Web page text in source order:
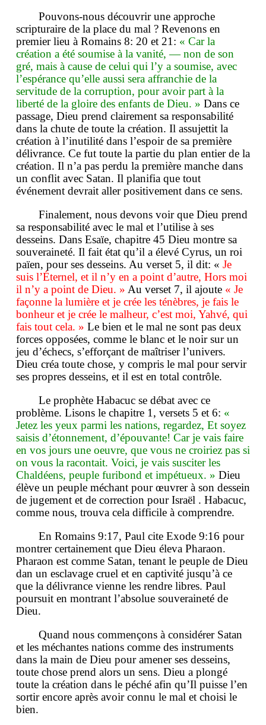
Pouvons-nous découvrir une approche
scripturaire de la place du mal ? Revenons en
premier lieu à Romains 8: 20 et 21: « Car la
création a été soumise à la vanité, — non de son
gré, mais à cause de celui qui l’y a soumise, avec
l’espérance qu’elle aussi sera affranchie de la
servitude de la corruption, pour avoir part à la
liberté de la gloire des enfants de Dieu. » Dans ce
passage, Dieu prend clairement sa responsabilité
dans la chute de toute la création. Il assujettit la
création à l’inutilité dans l’espoir de sa première
délivrance. Ce fut toute la partie du plan entier de la
création. Il n’a pas perdu la première manche dans
un conflit avec Satan. Il planifia que tout
événement devrait aller positivement dans ce sens.
Finalement, nous devons voir que Dieu prend
sa responsabilité avec le mal et l’utilise à ses
desseins. Dans Esaïe, chapitre 45 Dieu montre sa
souveraineté. Il fait état qu’il a élevé Cyrus, un roi
païen, pour ses desseins. Au verset 5, il dit: « Je
suis l’Éternel, et il n’y en a point d’autre, Hors moi
il n’y a point de Dieu. » Au verset 7, il ajoute « Je
façonne la lumière et je crée les ténèbres, je fais le
bonheur et je crée le malheur, c’est moi, Yahvé, qui
fais tout cela. » Le bien et le mal ne sont pas deux
forces opposées, comme le blanc et le noir sur un
jeu d’échecs, s’efforçant de maîtriser l’univers.
Dieu créa toute chose, y compris le mal pour servir
ses propres desseins, et il est en total contrôle.
Le prophète Habacuc se débat avec ce
problème. Lisons le chapitre 1, versets 5 et 6: «
Jetez les yeux parmi les nations, regardez, Et soyez
saisis d’étonnement, d’épouvante! Car je vais faire
en vos jours une oeuvre, que vous ne croiriez pas si
on vous la racontait. Voici, je vais susciter les
Chaldéens, peuple furibond et impétueux. » Dieu
élève un peuple méchant pour œuvrer à son dessein
de jugement et de correction pour Israël . Habacuc,
comme nous, trouva cela difficile à comprendre.
En Romains 9:17, Paul cite Exode 9:16 pour
montrer certainement que Dieu éleva Pharaon.
Pharaon est comme Satan, tenant le peuple de Dieu
dan un esclavage cruel et en captivité jusqu’à ce
que la délivrance vienne les rendre libres. Paul
poursuit en montrant l’absolue souveraineté de
Dieu.
Quand nous commençons à considérer Satan
et les méchantes nations comme des instruments
dans la main de Dieu pour amener ses desseins,
toute chose prend alors un sens. Dieu a plongé
toute la création dans le péché afin qu’Il puisse l’en
sortir encore après avoir connu le mal et choisi le
bien.